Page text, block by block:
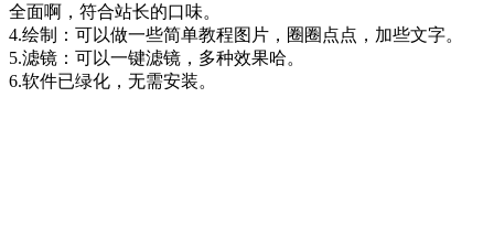
全面啊，符合站长的口味。
4.绘制：可以做一些简单教程图片，圈圈点点，加些文字。
5.滤镜：可以一键滤镜，多种效果哈。
6.软件已绿化，无需安装。